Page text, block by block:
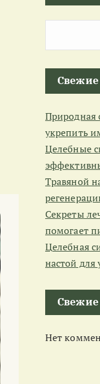
Природная
укрепить
Целебные
Травяной
Секреты
помогает
Целебная
настой
Нет